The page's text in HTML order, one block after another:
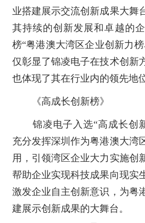
业搭建展示交流创新成果大舞
其持续的创新发展和卓越的
榜“粤港澳大湾区企业创新力
仅彰显了锦凌电子在技术创新
也体现了其在行业内的领先地位
《高成长创新榜》
锦凌电子入选“高成长创
充分发挥深圳作为粤港澳大湾
用，引领湾区企业大力实施创
帮助企业实现科技成果向现实
激发企业自主创新意识，为粤
建展示创新成果的大舞台。